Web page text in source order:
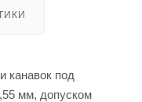
канавок под
мм, допуском